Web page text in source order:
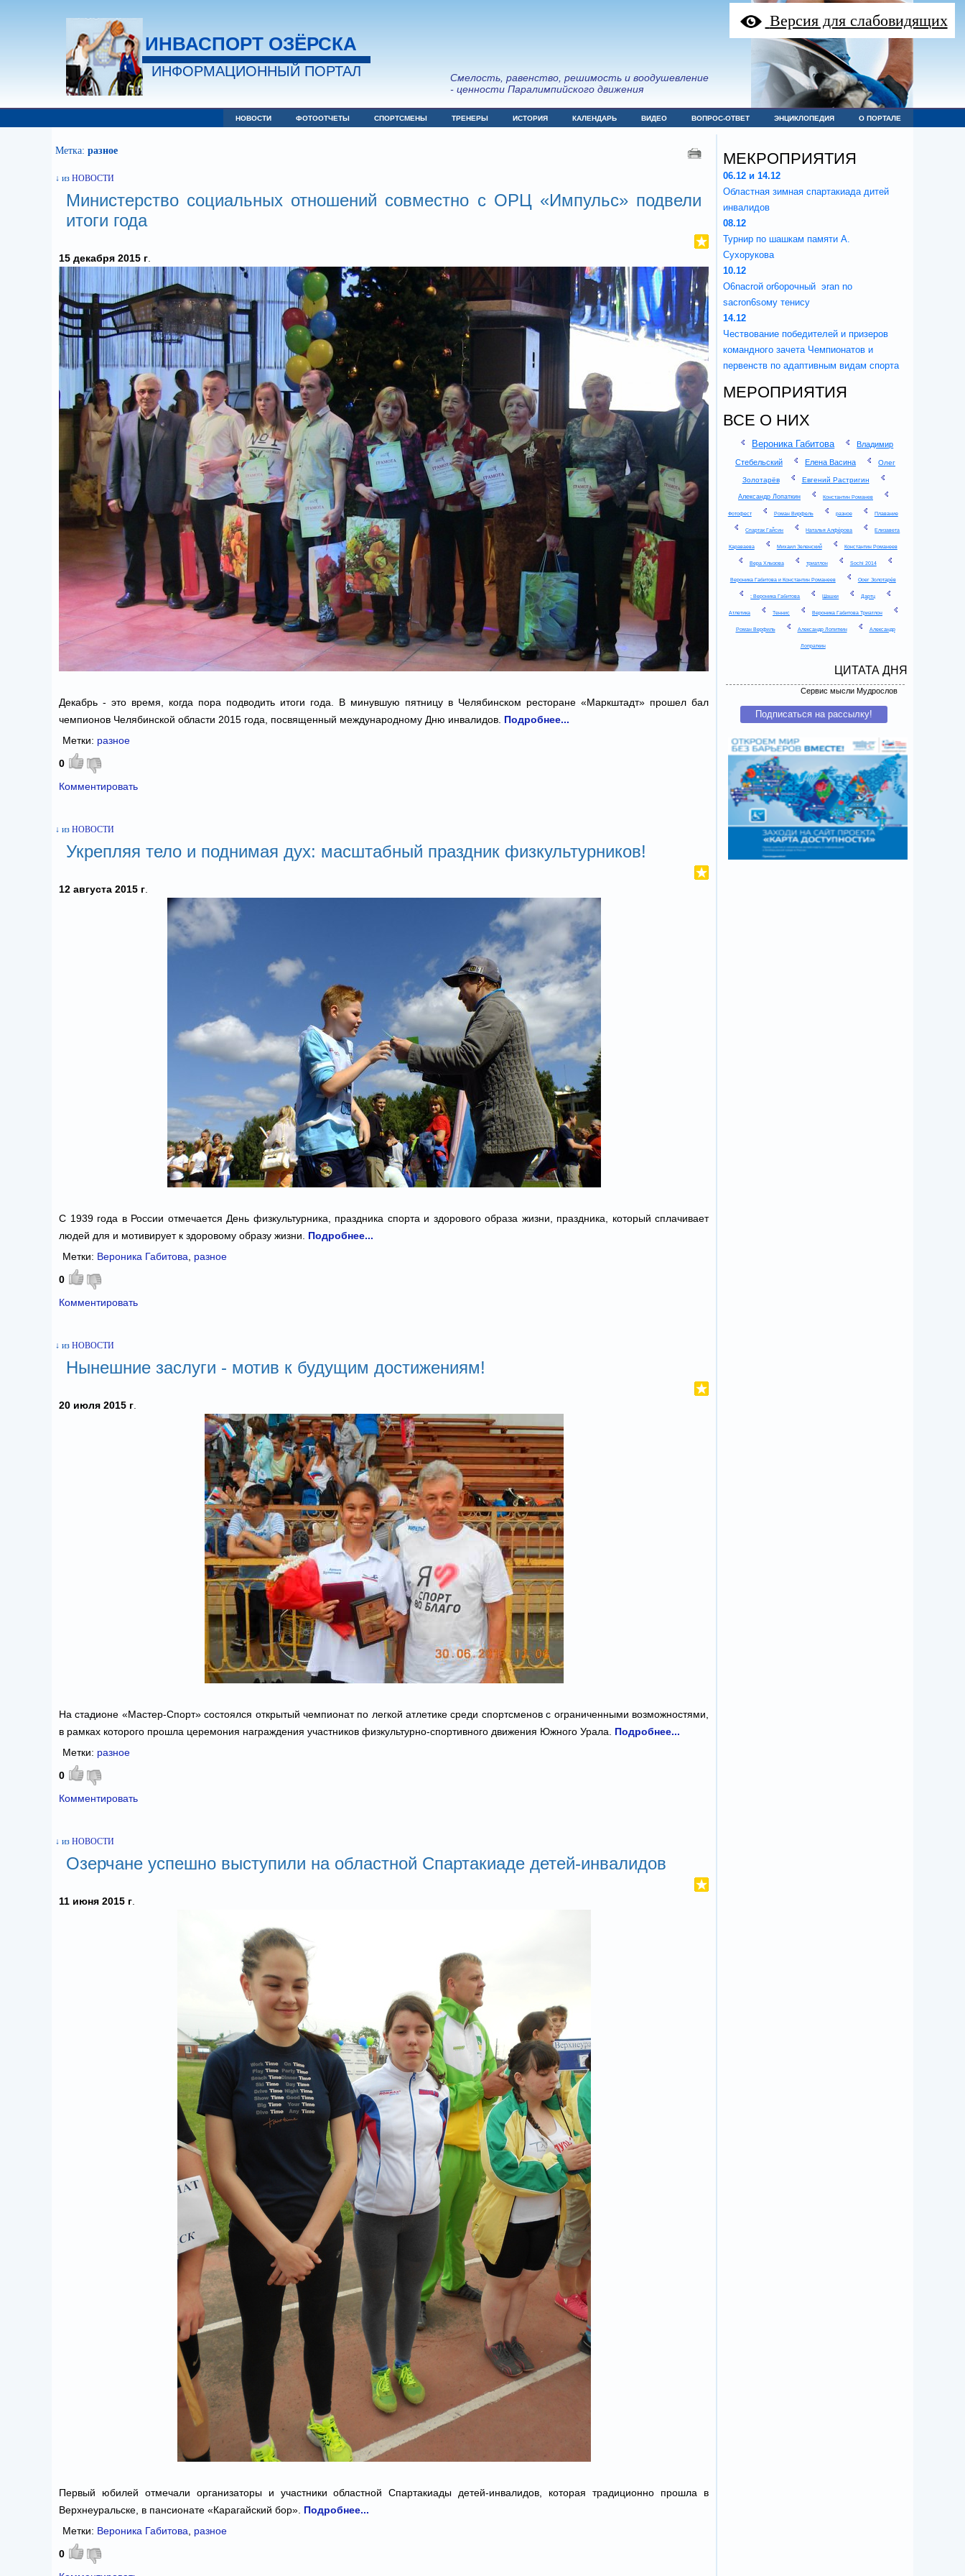
Версия для слабовидящих
Смелость, равенство, решимость и воодушевление
- ценности Паралимпийского движения
ИНВАСПОРТ ОЗЁРСКА
ИНФОРМАЦИОННЫЙ ПОРТАЛ
НОВОСТИ ФОТООТЧЕТЫ СПОРТСМЕНЫ ТРЕНЕРЫ ИСТОРИЯ КАЛЕНДАРЬ ВИДЕО ВОПРОС-ОТВЕТ ЭНЦИКЛОПЕДИЯ О ПОРТАЛЕ
Метка: разное
↓ из НОВОСТИ
Министерство социальных отношений совместно с ОРЦ «Импульс» подвели
итоги года
15 декабря 2015 г
Декабрь - это время, когда пора подводить итоги года. В минувшую пятницу в Челябинском ресторане «Маркштадт» прошел бал
чемпионов Челябинской области 2015 года, посвященный международному Дню инвалидов. Подробнее...
Метки: разное
0
Комментировать
↓ из НОВОСТИ
Укрепляя тело и поднимая дух: масштабный праздник физкультурников!
12 августа 2015 г
С 1939 года в России отмечается День физкультурника, праздника спорта и здорового образа жизни, праздника, который сплачивает
людей для и мотивирует к здоровому образу жизни. Подробнее...
Метки: Вероника Габитова
разное
0
Комментировать
↓ из НОВОСТИ
Нынешние заслуги - мотив к будущим достижениям!
20 июля 2015 г
На стадионе «Мастер-Спорт» состоялся открытый чемпионат по легкой атлетике среди спортсменов с ограниченными возможностями,
в рамках которого прошла церемония награждения участников физкультурно-спортивного движения Южного Урала. Подробнее...
Метки: разное
0
Комментировать
↓ из НОВОСТИ
Озерчане успешно выступили на областной Спартакиаде детей-инвалидов
11 июня 2015 г
Первый юбилей отмечали организаторы и участники областной Спартакиады детей-инвалидов, которая традиционно прошла в
Верхнеуральске, в пансионате «Карагайский бор». Подробнее...
Метки: Вероника Габитова
разное
0
МЕКРОПРИЯТИЯ
06.12 и 14.12
Областная зимная спартакиада дитей
инвалидов
08.12
Турнир по шашкам памяти А.
Сухорукова
10.12
O6nacroй or6opoчный эran no
sacron6soмy тенису
14.12
Чествование победителей и призеров
командного зачета Чемпионатов и
первенств по адаптивным видам спорта
МЕРОПРИЯТИЯ
ВСЕ О НИХ
Вероника Габитова Владимир
Стебельский Елена Васина Олег
Золотарёв Евгений Растригин
Александр Лопаткин Константин Романев
Фотофест Роман Вирфель разное Плавание
Спартак Гайсин Наталья Алфёрова Елизавета
Караваева Михаил Зеленский Константин Романеев
Вера Хлызова триатлон Sochi 2014
Вероника Габитова и Константин Романеев Ооег Золотарёв
: Вероника Габитова Шашки Дартц
Атлетика Теннис Вероника Габитова Триатлон
Роман Верфиль Александр Лопиткин Александр
Лопраткин
ЦИТАТА ДНЯ
Сервис мысли Мудрослов